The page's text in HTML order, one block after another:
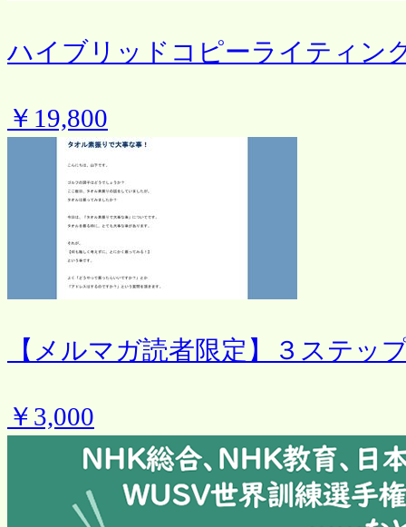
ハイブリッドコピーライティン
￥19,800
【メルマガ読者限定】３ステッ
￥3,000